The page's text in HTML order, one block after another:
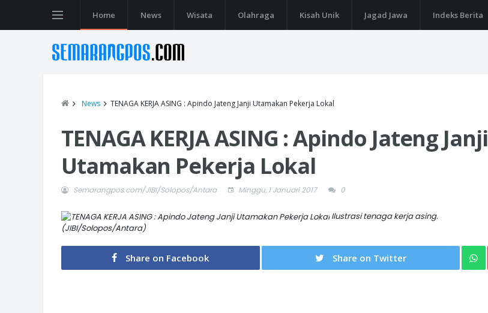
Home News Wisata Olahraga Kisah Unik Jagad Jawa Indeks Berita
News TENAGA KERJA ASING : Apindo Jateng Janji Utamakan Pekerja Lokal
TENAGA KERJA ASING : Apindo Jateng Janji
Utamakan Pekerja Lokal
Semarangpos.com/JIBI/Solopos/Antara Minggu, 1 Januari 2017 0
Ilustrasi tenaga kerja asing.
(JIBI/Solopos/Antara)
Share on Facebook Share on Twitter